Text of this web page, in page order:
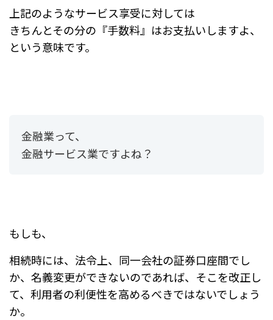
上記のようなサービス享受に対しては
きちんとその分の『手数料』はお支払いしますよ、
という意味です。
金融業って、
金融サービス業ですよね？
もしも、
相続時には、法令上、同一会社の証券口座間でし
か、名義変更ができないのであれば、そこを改正し
て、利用者の利便性を高めるべきではないでしょう
か。